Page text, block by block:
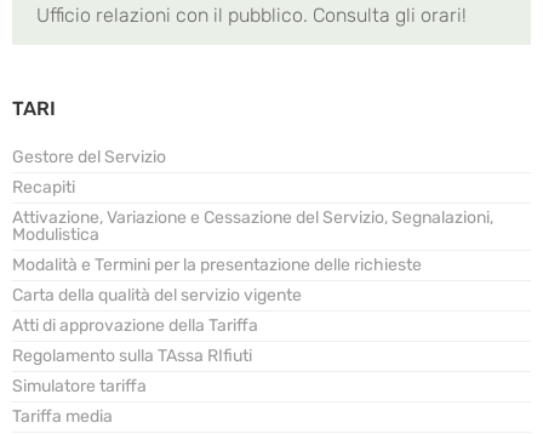
Ufficio relazioni con il pubblico. Consulta gli orari!
TARI
Gestore del Servizio
Recapiti
Attivazione, Variazione e Cessazione del Servizio, Segnalazioni,
Modulistica
Modalità e Termini per la presentazione delle richieste
Carta della qualità del servizio vigente
Atti di approvazione della Tariffa
Regolamento sulla TAssa RIfiuti
Simulatore tariffa
Tariffa media